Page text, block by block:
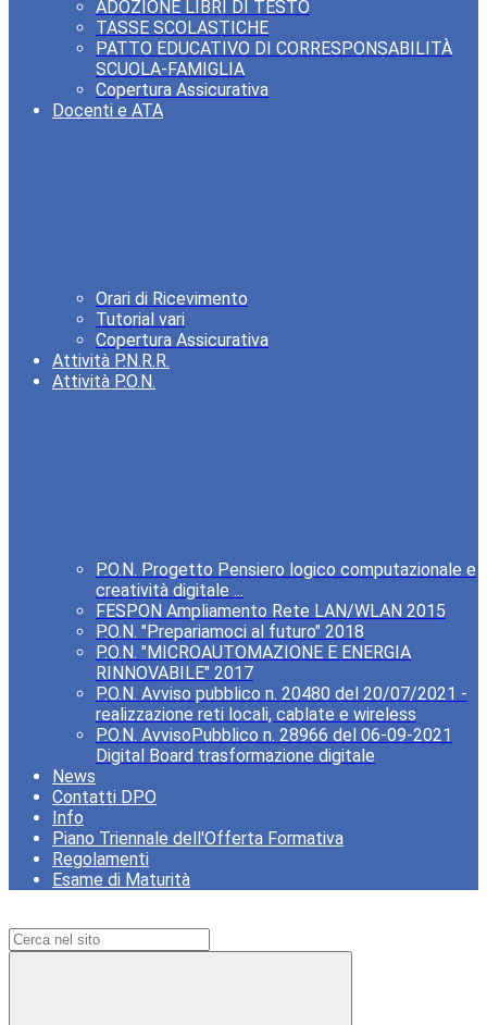
ADOZIONE LIBRI DI TESTO
TASSE SCOLASTICHE
PATTO EDUCATIVO DI CORRESPONSABILITÀ
SCUOLA-FAMIGLIA
Copertura Assicurativa
Docenti e ATA
Orari di Ricevimento
Tutorial vari
Copertura Assicurativa
Attività P.N.R.R.
Attività P.O.N.
P.O.N. Progetto Pensiero logico computazionale e
creatività digitale ...
FESPON Ampliamento Rete LAN/WLAN 2015
P.O.N. "Prepariamoci al futuro" 2018
P.O.N. "MICROAUTOMAZIONE E ENERGIA
RINNOVABILE" 2017
P.O.N. Avviso pubblico n. 20480 del 20/07/2021 -
realizzazione reti locali, cablate e wireless
P.O.N. AvvisoPubblico n. 28966 del 06-09-2021
Digital Board trasformazione digitale
News
Contatti DPO
Info
Piano Triennale dell'Offerta Formativa
Regolamenti
Esame di Maturità